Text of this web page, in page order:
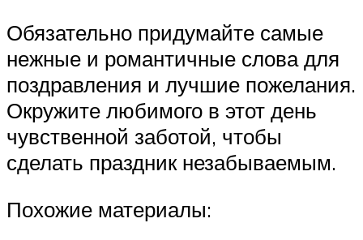
Обязательно придумайте самые
нежные и романтичные слова для
поздравления и лучшие пожелания.
Окружите любимого в этот день
чувственной заботой, чтобы
сделать праздник незабываемым.
Похожие материалы: